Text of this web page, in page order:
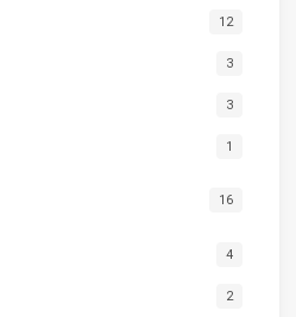
12
3
3
1
16
4
2